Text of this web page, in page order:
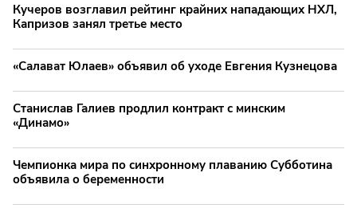
Кучеров возглавил рейтинг крайних нападающих НХЛ,
Капризов занял третье место
«Салават Юлаев» объявил об уходе Евгения Кузнецова
Станислав Галиев продлил контракт с минским
«Динамо»
Чемпионка мира по синхронному плаванию Субботина
объявила о беременности